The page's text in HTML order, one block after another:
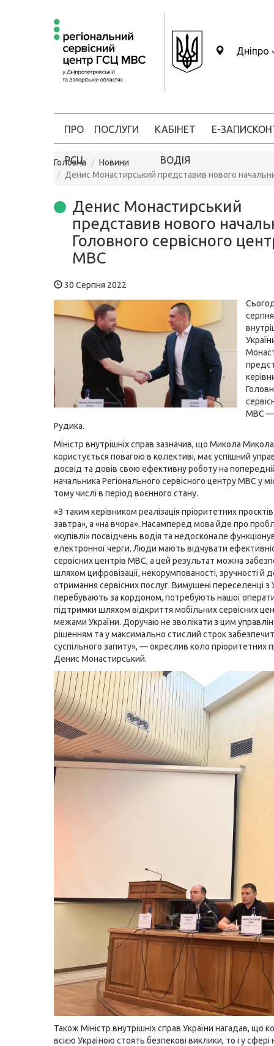
Дніпро
ПРО
РСЦ
ПОСЛУГИ КАБІНЕТ
ВОДІЯ
Е-ЗАПИС
Головна
Новини
Денис Монастирський представив нового
Денис Монастирський
представив нового
Головного сервісного
МВС
30 Серпня 2022
МВС —
Рудика.
Міністр внутрішніх справ зазначив, що Микола
користується повагою в колективі, має успішний
досвід та довів свою ефективну роботу на
начальника Регіонального сервісного центру МВС у
тому числі в період воєнного стану.
«З таким керівником реалізація пріоритетних
завтра», а «на вчора». Насамперед мова йде про
«купівлі» посвідчень водія та недосконале
електронної черги. Люди мають відчувати
сервісних центрів МВС, а цей результат можна
шляхом цифровізації, некорумпованості, зручності й
отримання сервісних послуг. Вимушені переселенці з
перебувають за кордоном, потребують нашої
підтримки шляхом відкриття мобільних сервісних
межами України. Доручаю не зволікати з цим
рішенням та у максимально стислий строк
суспільного запиту», — окреслив коло пріоритетних
Денис Монастирський.
Також Міністр внутрішніх справ України нагадав, що
всією Україною стоять безпекові виклики, то і у сфері